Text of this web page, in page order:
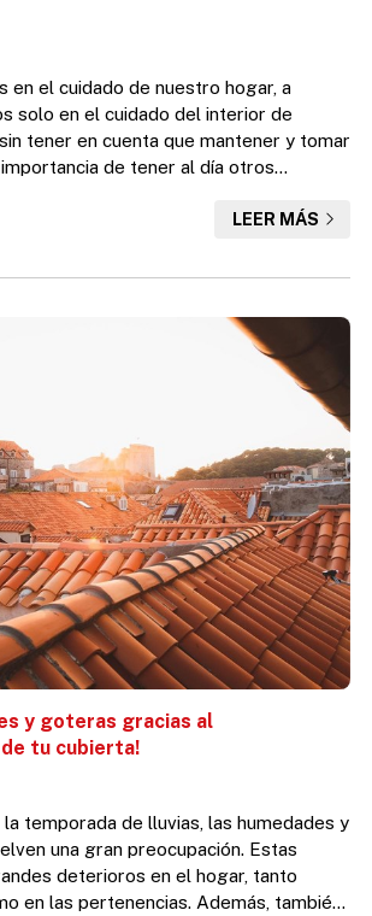
en el cuidado de nuestro hogar, a
solo en el cuidado del interior de
tener en cuenta que mantener y tomar
de tener al día otros
pretendemos prolongar la vida útil de
Desafío Vertical, especialistas en
LEER MÁS
y goteras gracias al
tu cubierta!
temporada de lluvias, las humedades y
una gran preocupación. Estas
deterioros en el hogar, tanto
en las pertenencias. Además, también